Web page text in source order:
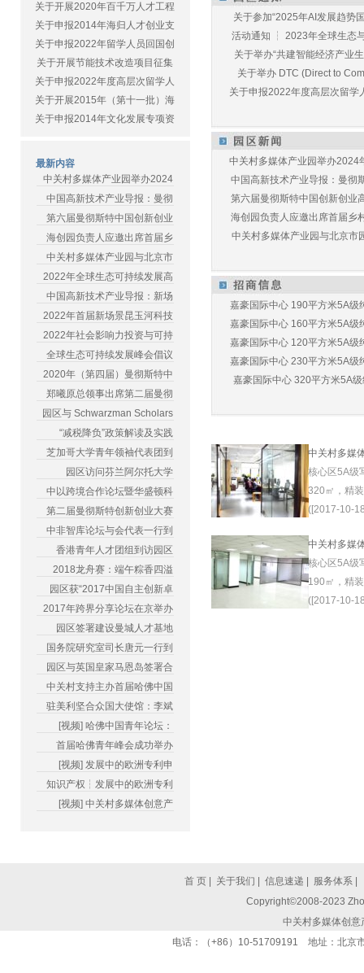
关于开展2020年百千万人才工程
关于申报2014年海归人才创业支
关于申报2022年留学人员回国创
关于开展节能技术改造项目征集
关于申报2022年度高层次留学人
关于开展2015年（第十一批）海
关于申报2014年文化发展专项资
最新内容
中关村多媒体产业园举办2024
中国高新技术产业导报：曼彻
第六届曼彻斯特中国创新创业
海创园负责人应邀出席首届乡
中关村多媒体产业园与北京市
2022年全球生态可持续发展高
中国高新技术产业导报：新场
2022年首届新场景昆玉河科技
2022年社会影响力投资与可持
全球生态可持续发展峰会倡议
2020年（第四届）曼彻斯特中
郑曦原总领事出席第二届曼彻
园区与 Schwarzman Scholars
“减税降负”政策解读及实践
芝加哥大学青年领袖代表团到
园区访问芬兰阿尔托大学
中以跨境合作论坛暨华盛顿科
第二届曼彻斯特创新创业大赛
中非智库论坛与会代表一行到
香港青年人才团组到访园区
2018龙舟赛：端午粽香四溢
园区获“2017中国自主创新卓
2017年跨界分享论坛在京举办
园区签署建设曼城人才基地
国务院研究室司长唐元一行到
园区与英国皇家马恩岛签署合
中关村支持主办首届哈佛中国
驻美利坚合众国大使馆：李斌
[视频] 哈佛中国青年论坛：
首届哈佛青年峰会成功举办
[视频] 发展中的欧洲专利申
知识产权┆发展中的欧洲专利
[视频] 中关村多媒体创意产
关于参加“2025年AI发展趋势
活动通知 ┆ 2023年全球生态
关于举办“共建智能经济产业
关于举办 DTC (Direct to
关于申报2022年度高层次留学
中关村多媒体产业园举办2024
中国高新技术产业导报：曼彻
第六届曼彻斯特中国创新创业
海创园负责人应邀出席首届乡
中关村多媒体产业园与北京市
嘉豪国际中心 190平方米5A级
嘉豪国际中心 160平方米5A级
嘉豪国际中心 120平方米5A级
嘉豪国际中心 230平方米5A级
嘉豪国际中心 320平方米5A
中关村多媒
核心区5A级
320㎡，精
([2017-10-
中关村多媒
核心区5A级
190㎡，精
([2017-10-
首 页 关于我们 信息速递 服务体系
Copyright©2008-2023
中关村多媒体创
电话：（+86）10-51709191 地址：北京